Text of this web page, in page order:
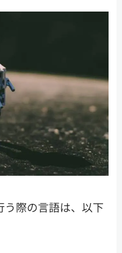
う際の言語は、以下